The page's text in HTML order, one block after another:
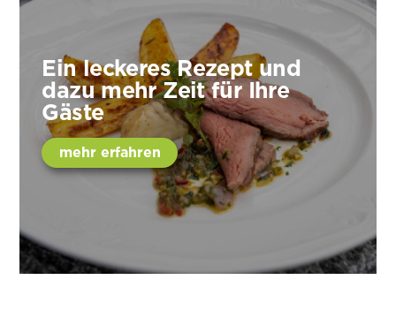
Ein leckeres Rezept und
dazu mehr Zeit für Ihre
Gäste
mehr erfahren